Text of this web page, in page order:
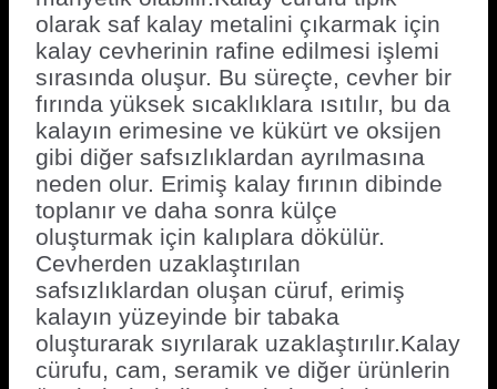
olarak saf kalay metalini çıkarmak için
kalay cevherinin rafine edilmesi işlemi
sırasında oluşur. Bu süreçte, cevher bir
fırında yüksek sıcaklıklara ısıtılır, bu da
kalayın erimesine ve kükürt ve oksijen
gibi diğer safsızlıklardan ayrılmasına
neden olur. Erimiş kalay fırının dibinde
toplanır ve daha sonra külçe
oluşturmak için kalıplara dökülür.
Cevherden uzaklaştırılan
safsızlıklardan oluşan cüruf, erimiş
kalayın yüzeyinde bir tabaka
oluşturarak sıyrılarak uzaklaştırılır.Kalay
cürufu, cam, seramik ve diğer ürünlerin